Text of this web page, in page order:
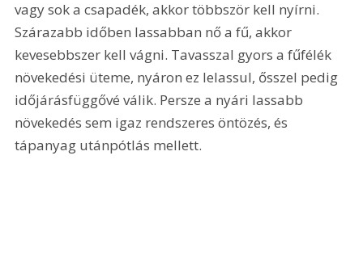
vagy sok a csapadék, akkor többször kell nyírni.
Szárazabb időben lassabban nő a fű, akkor
kevesebbszer kell vágni. Tavasszal gyors a fűfélék
növekedési üteme, nyáron ez lelassul, ősszel pedig
időjárásfüggővé válik. Persze a nyári lassabb
növekedés sem igaz rendszeres öntözés, és
tápanyag utánpótlás mellett.